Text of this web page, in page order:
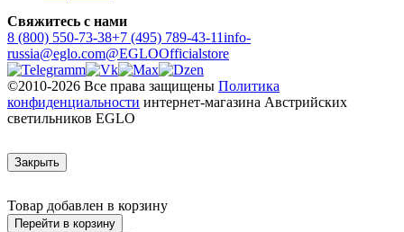
Свяжитесь с нами
8 (800) 550-73-38+7 (495) 789-43-11info-
russia@eglo.com@EGLOOfficialstore
©2010-2026 Все права защищены Политика
конфиденциальности интернет-магазина Австрийских
светильников EGLO
Закрыть
Товар добавлен в корзину
Перейти в корзину